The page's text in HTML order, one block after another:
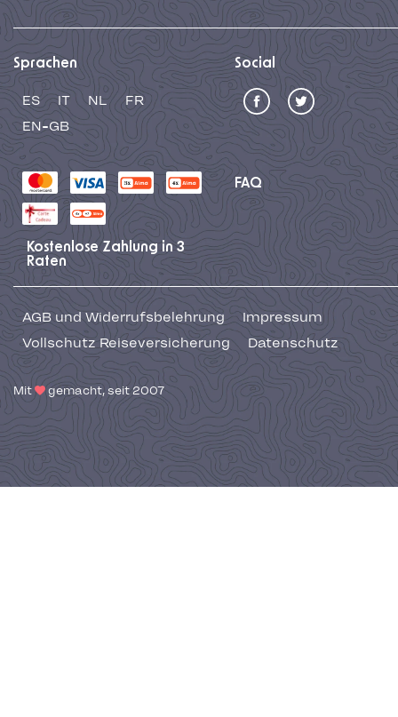
Sprachen
ES IT NL
FR
EN-GB
Social
FAQ
Kostenlose Zahlung in 3
Raten
AGB und Widerrufsbelehrung
Impressum
Vollschutz Reiseversicherung
Datenschutz
Mit gemacht, seit 2007